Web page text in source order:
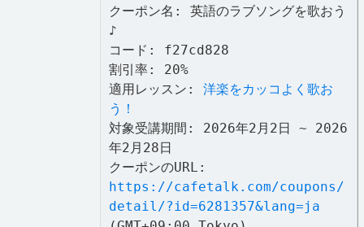
クーポン名: 英語のラブソングを歌おう
♪
コード: f27cd828
割引率: 20%
適用レッスン: 洋楽をカッコよく歌お
う！
対象受講期間: 2026年2月2日 ~ 2026
年2月28日
クーポンのURL:
https://cafetalk.com/coupons/
detail/?id=6281357&lang=ja